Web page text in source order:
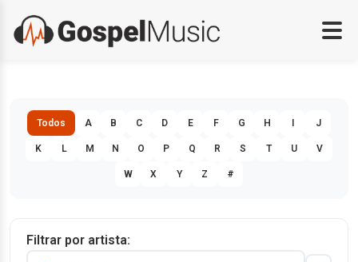
Todos A B C D E F G H J
K L M N O P Q R S T U V
W X Y Z #
Filtrar por artista: